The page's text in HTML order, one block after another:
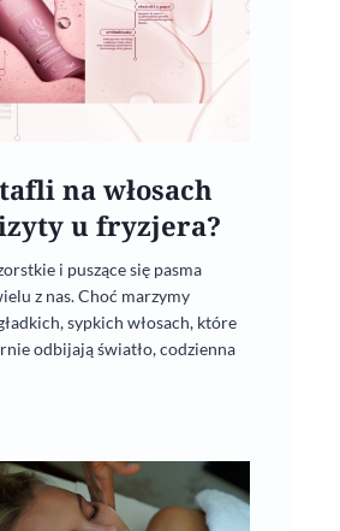
włosów
na włosach
u fryzjera?
i puszące się pasma
z nas. Choć marzymy
sypkich włosach, które
odbijają światło, codzienna